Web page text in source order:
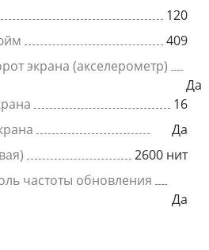
120
409
экрана (акселерометр)
Да
16
Да
2600 нит
частоты обновления
Да